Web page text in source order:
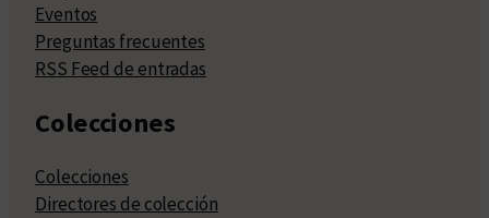
Eventos
Preguntas frecuentes
RSS Feed de entradas
Colecciones
Colecciones
Directores de colección